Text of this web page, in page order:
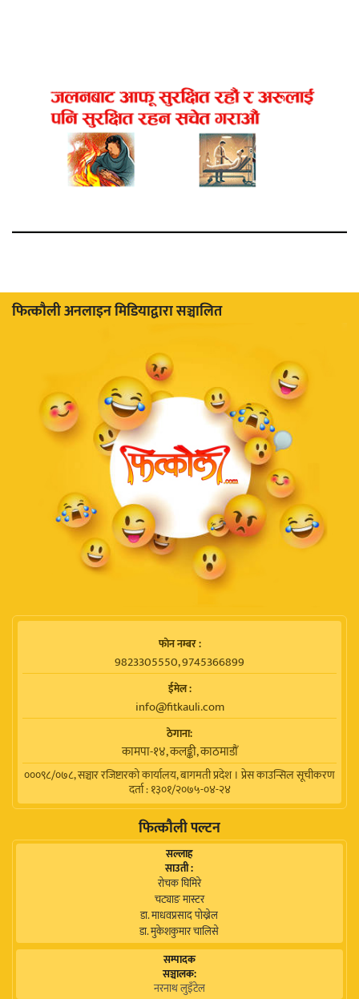
फित्काैली अनलाइन मिडियाद्वारा सञ्चालित
फाेन नम्बर :
9823305550, 9745366899
ईमेल :
info@fitkauli.com
ठेगाना:
कामपा-१४, कलङ्की, काठमाडाैं
०००९८/०७८, सञ्चार रजिष्टारको कार्यालय, बागमती प्रदेश । प्रेस काउन्सिल सूचीकरण
दर्ता : १३०१/२०७५-०४-२४
फित्कौली पल्टन
सल्लाह
साउती :
रोचक घिमिरे
चट्याङ मास्टर
डा. माधवप्रसाद पोख्रेल
डा. मुकेशकुमार चालिसे
सम्पादक
सञ्चालक:
नरनाथ लुइँटेल